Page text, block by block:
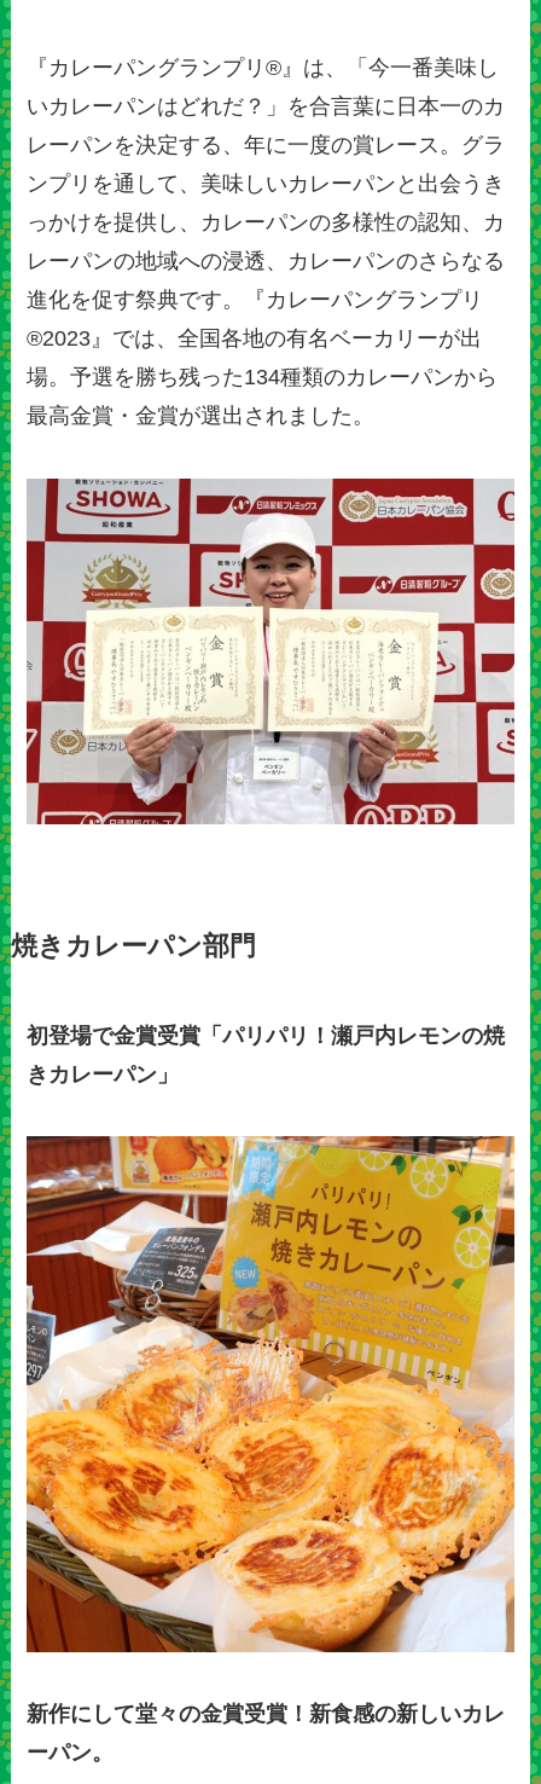
『カレーパングランプリ®️』は、「今一番美味し
いカレーパンはどれだ？」を合言葉に日本一のカ
レーパンを決定する、年に一度の賞レース。グラ
ンプリを通して、美味しいカレーパンと出会うき
っかけを提供し、カレーパンの多様性の認知、カ
レーパンの地域への浸透、カレーパンのさらなる
進化を促す祭典です。『カレーパングランプリ
®️2023』では、全国各地の有名ベーカリーが出
場。予選を勝ち残った134種類のカレーパンから
最高金賞・金賞が選出されました。
焼きカレーパン部門
初登場で金賞受賞「パリパリ！瀬戸内レモンの焼
きカレーパン」
新作にして堂々の金賞受賞！新食感の新しいカレ
ーパン。